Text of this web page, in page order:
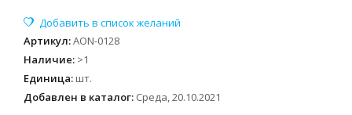
Артикул:AON-0128
Наличие: >1
Единица: шт.
Добавлен в каталог: Среда, 20.10.2021